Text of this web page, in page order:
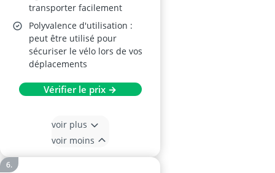
transporter facilement
Polyvalence d'utilisation :
peut être utilisé pour
sécuriser le vélo lors de vos
déplacements
Vérifier le prix →
voir plus
voir moins